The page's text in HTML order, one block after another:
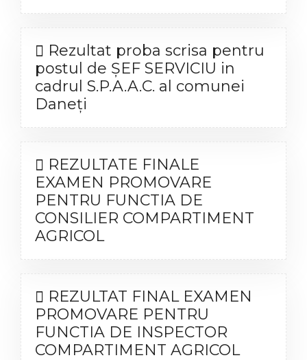
Rezultat proba scrisa pentru
postul de ȘEF SERVICIU in
cadrul S.P.A.A.C. al comunei
Daneți
REZULTATE FINALE
EXAMEN PROMOVARE
PENTRU FUNCTIA DE
CONSILIER COMPARTIMENT
AGRICOL
REZULTAT FINAL EXAMEN
PROMOVARE PENTRU
FUNCTIA DE INSPECTOR
COMPARTIMENT AGRICOL